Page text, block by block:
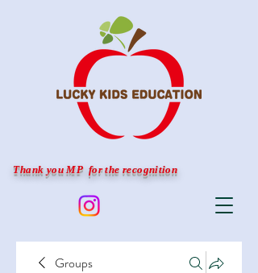
Thank you MP for the recognition
Groups